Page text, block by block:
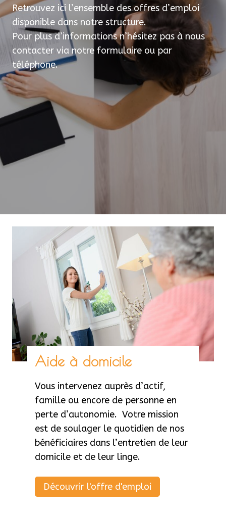
Retrouvez ici l’ensemble des offres d’emploi
disponible dans notre structure.
Pour plus d’informations n’hésitez pas à nous
contacter via notre formulaire ou par
téléphone.
Aide à domicile
Vous intervenez auprès d’actif,
famille ou encore de personne en
perte d’autonomie. Votre mission
est de soulager le quotidien de nos
bénéficiaires dans l’entretien de leur
domicile et de leur linge.
Découvrir l'offre d'emploi
i